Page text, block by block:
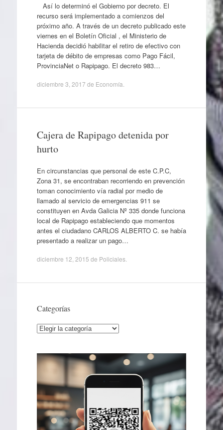
Así lo determinó el Gobierno por decreto. El
recurso será implementado a comienzos del
próximo año. A través de un decreto publicado este
viernes en el Boletín Oficial , el Ministerio de
Hacienda decidió habilitar el retiro de efectivo con
tarjeta de débito de empresas como Pago Fácil,
ProvinciaNet o Rapipago. El decreto 983…
diciembre 3, 2017 de Economía
Cajera de Rapipago detenida por
hurto
En circunstancias que personal de este C.P.C,
Zona 31, se encontraban recorriendo en prevención
toman conocimiento vía radial por medio de
llamado al servicio de emergencias 911 se
constituyen en Avda Galicia Nº 335 donde funciona
local de Rapipago estableciendo que momentos
antes el ciudadano CARLOS ALBERTO C. se había
presentado a realizar un pago…
diciembre 12, 2015 de Policiales.
Categorías
Categorías